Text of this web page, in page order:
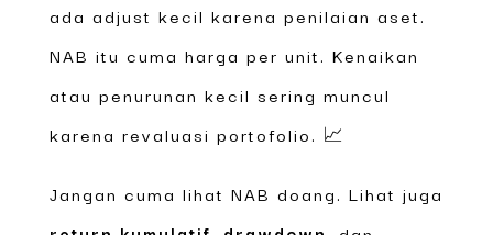
ada adjust kecil karena penilaian aset.
NAB itu cuma harga per unit. Kenaikan
atau penurunan kecil sering muncul
karena revaluasi portofolio. 📈
Jangan cuma lihat NAB doang. Lihat juga